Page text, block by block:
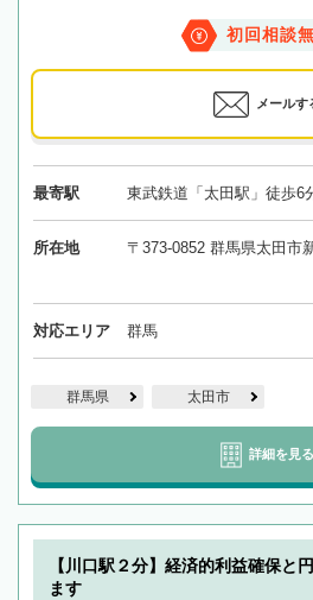
初回相談
メールす
最寄駅 東武鉄道「太田駅」徒歩6
所在地 〒373-0852 群馬県太田市
対応エリア 群馬
群馬県 太田市
詳細を見る
【川口駅２分】経済的利益確保と
ます